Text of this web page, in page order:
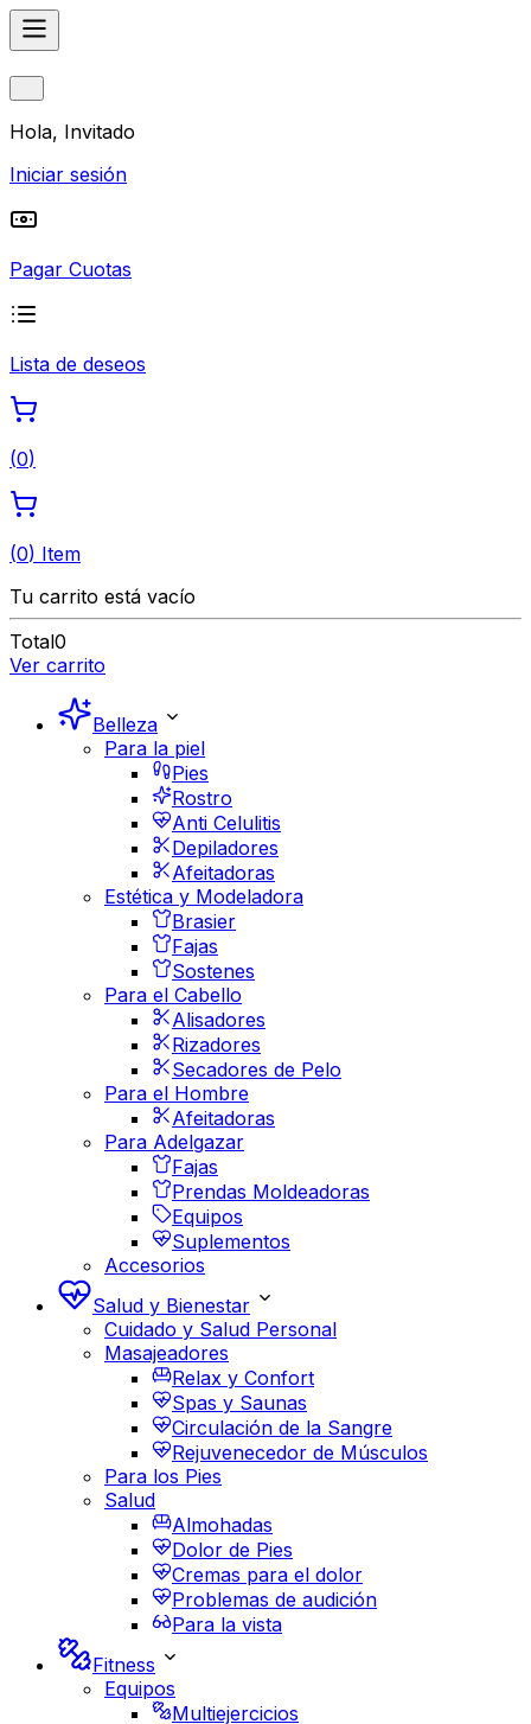
Hola, Invitado
Iniciar sesión
Pagar Cuotas
Lista de deseos
(0)
(0) Item
Tu carrito está vacío
Total0
Ver carrito
Belleza
Para la piel
Pies
Rostro
Anti Celulitis
Depiladores
Afeitadoras
Estética y Modeladora
Brasier
Fajas
Sostenes
Para el Cabello
Alisadores
Rizadores
Secadores de Pelo
Para el Hombre
Afeitadoras
Para Adelgazar
Fajas
Prendas Moldeadoras
Equipos
Suplementos
Accesorios
Salud y Bienestar
Cuidado y Salud Personal
Masajeadores
Relax y Confort
Spas y Saunas
Circulación de la Sangre
Rejuvenecedor de Músculos
Para los Pies
Salud
Almohadas
Dolor de Pies
Cremas para el dolor
Problemas de audición
Para la vista
Fitness
Equipos
Multiejercicios